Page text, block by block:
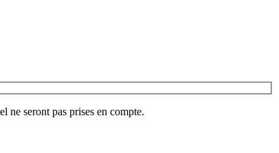
ne seront pas prises en compte.